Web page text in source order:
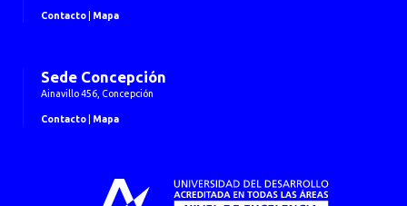
Contacto Mapa
Sede Concepción
Ainavillo 456, Concepción
Contacto Mapa